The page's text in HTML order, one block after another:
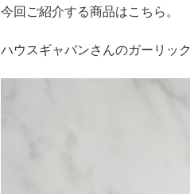
今回ご紹介する商品はこちら。
ハウスギャバンさんのガーリッ